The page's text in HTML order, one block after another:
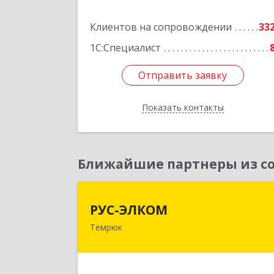
Клиентов на сопровождении
1С:Специалист
Отправить заявку
Показать контакты
Отправить заявку
Назад
Ближайшие партнеры из
РУС-ЭЛКОМ
Темрюк